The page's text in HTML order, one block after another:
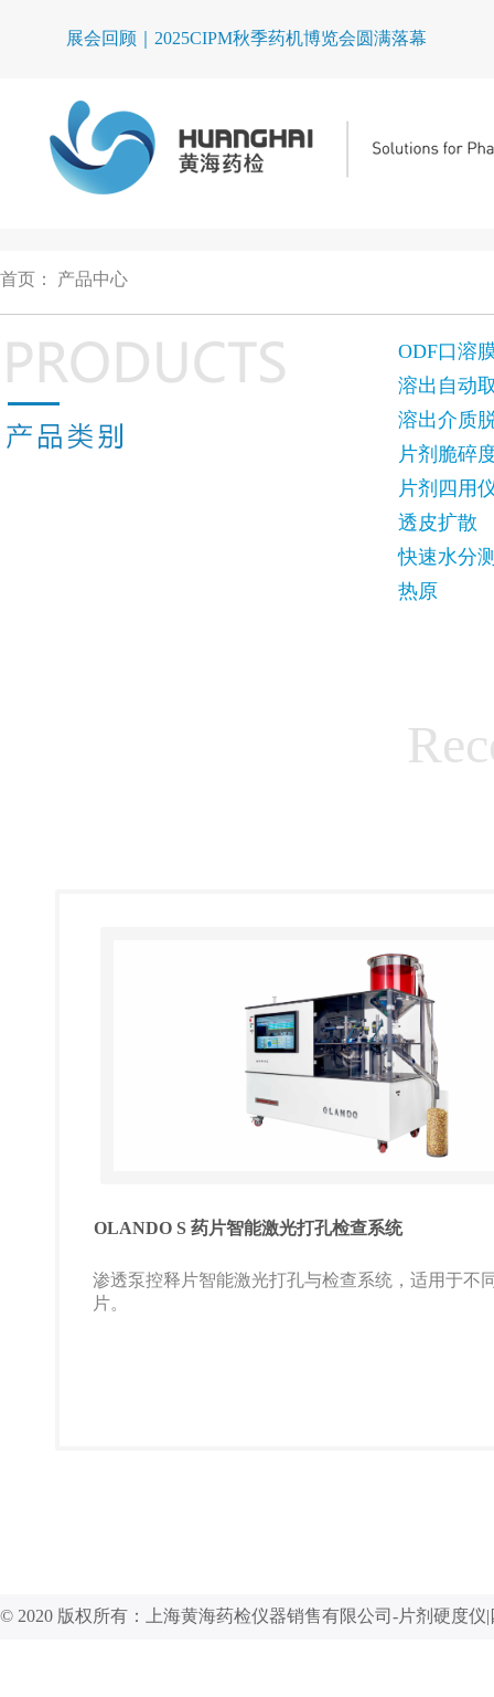
展会回顾｜2025CIPM秋季药机博览会圆满落幕
首页 ： 产品中心
ODF口溶
溶出自动
溶出介质
片剂脆碎
片剂四用
透皮扩散
快速水分
热原
OLANDO S 药片智能激光打孔检查系统
渗透泵控释片智能激光打孔与检查系统，适用于不
片。
© 2020 版权所有：上海黄海药检仪器销售有限公司-片剂硬度